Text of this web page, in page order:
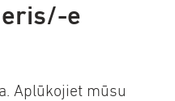
e
Aplūkojiet mūsu